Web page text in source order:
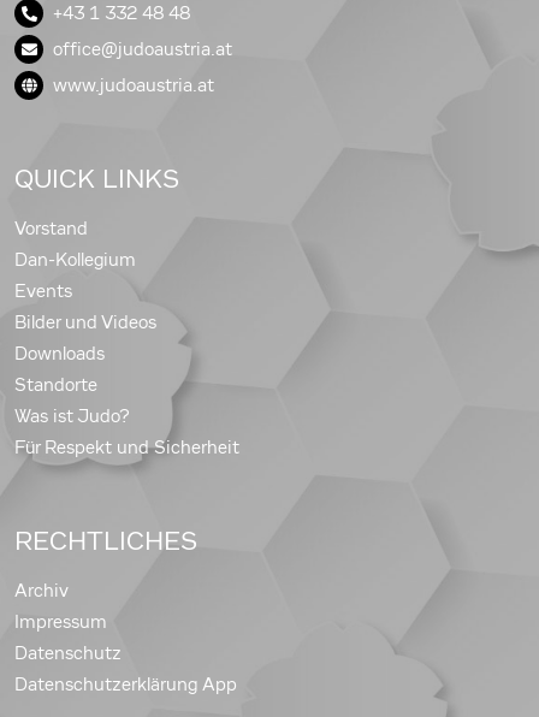
+43 1 332 48 48
office@judoaustria.at
www.judoaustria.at
QUICK LINKS
Vorstand
Dan-Kollegium
Events
Bilder und Videos
Downloads
Standorte
Was ist Judo?
Für Respekt und Sicherheit
RECHTLICHES
Archiv
Impressum
Datenschutz
Datenschutzerklärung App